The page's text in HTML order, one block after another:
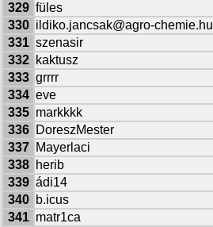
329 füles
330 ildiko.jancsak@agro-chemie.hu
331 szenasir
332
kaktusz
333 grrrr
334 eve
335 markkkk
336
DoreszMester
337
Mayerlaci
338
herib
339 ádi14
340
b.icus
341 matr1ca